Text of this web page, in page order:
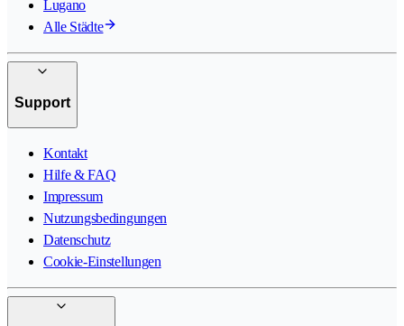
Lugano
Alle Städte
Support
Kontakt
Hilfe & FAQ
Impressum
Nutzungsbedingungen
Datenschutz
Cookie-Einstellungen